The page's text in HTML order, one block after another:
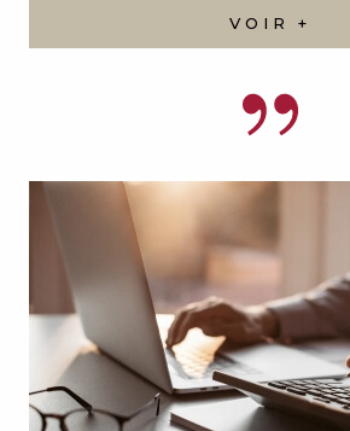
Vous souhaitez connaître la
bien immobilier ? Notre
disposition son expertise et ses
pour vous offrir une estimation
VOIR +